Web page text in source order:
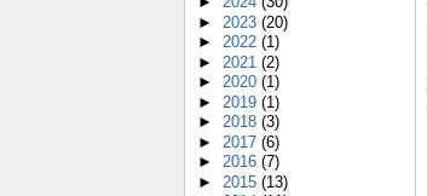
► 2023 (20)
► 2022 (1)
► 2021 (2)
► 2020 (1)
► 2019 (1)
► 2018 (3)
► 2017 (6)
► 2016 (7)
► 2015 (13)